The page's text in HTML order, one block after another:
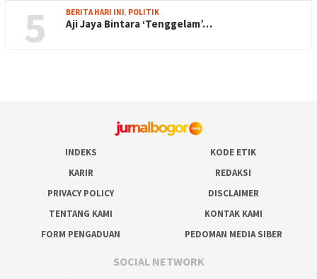
5 BERITA HARI INI POLITIK
Aji Jaya Bintara ‘Tenggelam’…
INDEKS
KODE ETIK
KARIR
REDAKSI
PRIVACY POLICY
DISCLAIMER
TENTANG KAMI
KONTAK KAMI
FORM PENGADUAN
PEDOMAN MEDIA SIBER
SOCIAL NETWORK